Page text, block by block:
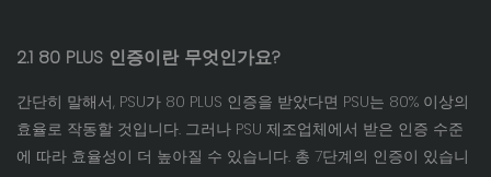
2.1 80 PLUS 인증이란 무엇인가요?
간단히 말해서, PSU가 80 PLUS 인증을 받았다면 PSU는 80% 이상의
효율로 작동할 것입니다. 그러나 PSU 제조업체에서 받은 인증 수준
에 따라 효율성이 더 높아질 수 있습니다. 총 7단계의 인증이 있습니